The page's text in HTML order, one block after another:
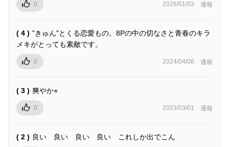
0 2026/01/03 通報
( 4 ) "きゅん"とくる恋愛もの。8Pの中の切なさと青春のキラ
メキがとっても素敵です。
0 2024/04/08 通報
( 3 ) 爽やか⭐︎
0 2023/03/01 通報
( 2 ) 良い 良い 良い 良い これしか出でこん